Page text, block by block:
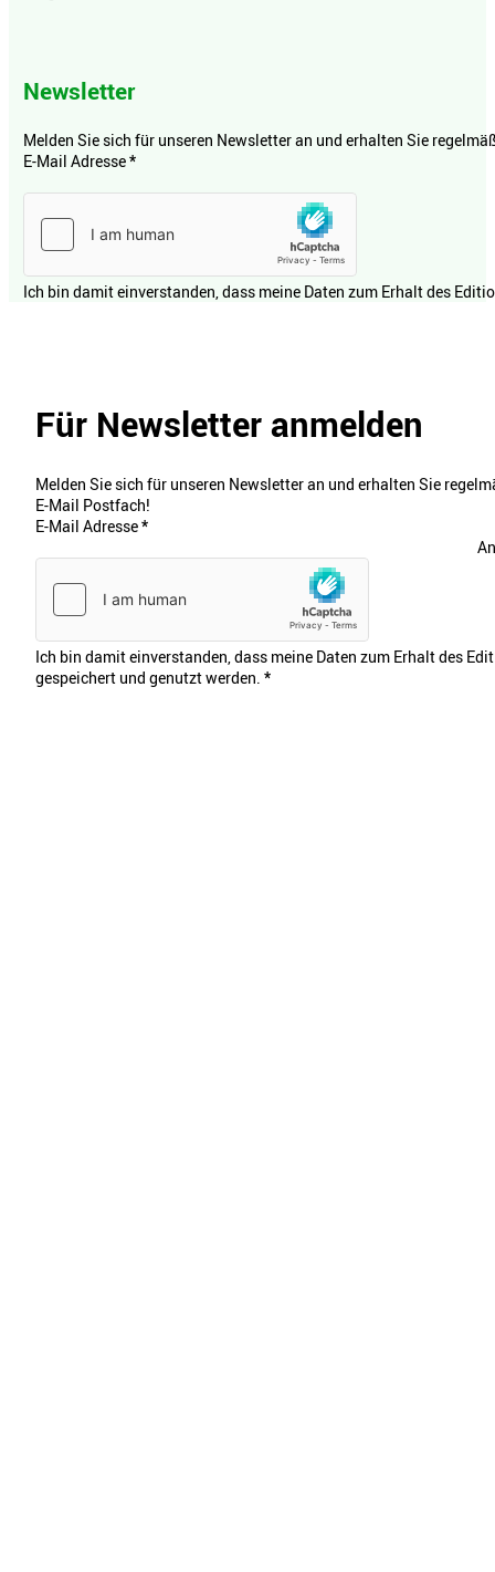
Newsletter
Melden Sie sich für unseren Newsletter an und erhalten Sie
E-Mail Adresse*
Ich bin damit einverstanden, dass meine Daten zum Erhalt des
Für Newsletter anmelden
Melden Sie sich für unseren Newsletter an und erhalten Sie
E-Mail Postfach!
E-Mail Adresse*
Ich bin damit einverstanden, dass meine Daten zum Erhalt des
gespeichert und genutzt werden. *